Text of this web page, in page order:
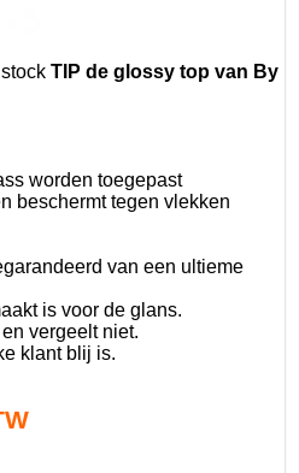
TIP de glossy top van By
worden toegepast
beschermt tegen vlekken
van een ultieme
is voor de glans.
vergeelt niet.
klant blij is.